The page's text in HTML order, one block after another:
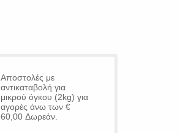
Αποστολές με
αντικαταβολή για
μικρού όγκου (2kg) για
αγορές άνω των €
60,00 Δωρεάν.